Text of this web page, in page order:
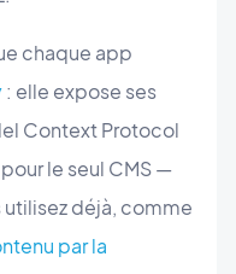
chaque app
: elle expose ses
Context Protocol
le seul CMS —
utilisez déjà, comme
par la